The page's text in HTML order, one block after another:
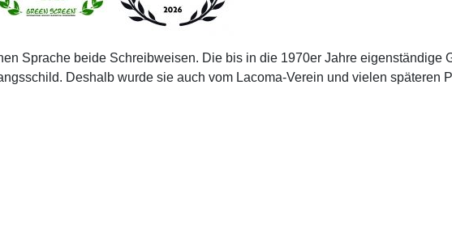
Sprache beide Schreibweisen. Die bis in die 1970er Jahre eigenständige
Deshalb wurde sie auch vom Lacoma-Verein und vielen späteren